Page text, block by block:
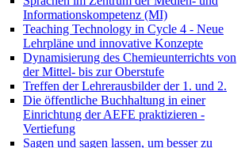
Informationskompetenz (MI)
Teaching Technology in Cycle 4 - Neue
Lehrpläne und innovative Konzepte
Dynamisierung des Chemieunterrichts von
der Mittel- bis zur Oberstufe
Treffen der Lehrerausbilder der 1. und 2.
Die öffentliche Buchhaltung in einer
Einrichtung der AEFE praktizieren -
Vertiefung
Sagen und sagen lassen, um besser zu